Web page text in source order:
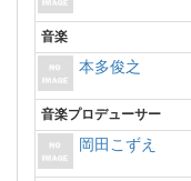
音楽
本多俊之
音楽プロデューサー
岡田こずえ